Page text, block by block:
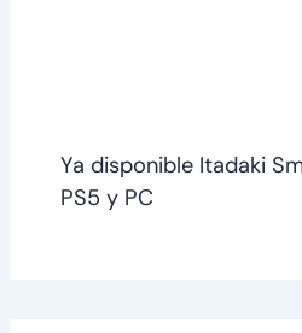
Ya disponible Itadaki
PS5 y PC